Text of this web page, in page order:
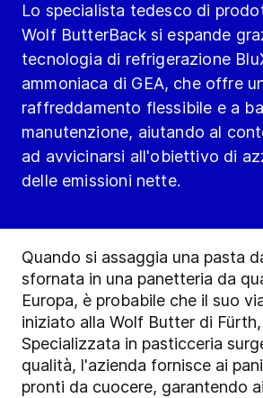
Lo specialista tedesco di
Wolf ButterBack si espande
tecnologia di refrigerazione
ammoniaca di GEA, che offre
raffreddamento flessibile e a
manutenzione, aiutando al
ad avvicinarsi all'obiettivo di
delle emissioni nette.
Quando si assaggia una pasta
sfornata in una panetteria da
Europa, è probabile che il suo
iniziato alla Wolf Butter di Fürth,
Specializzata in pasticceria
qualità, l'azienda fornisce ai
pronti da cuocere, garantendo